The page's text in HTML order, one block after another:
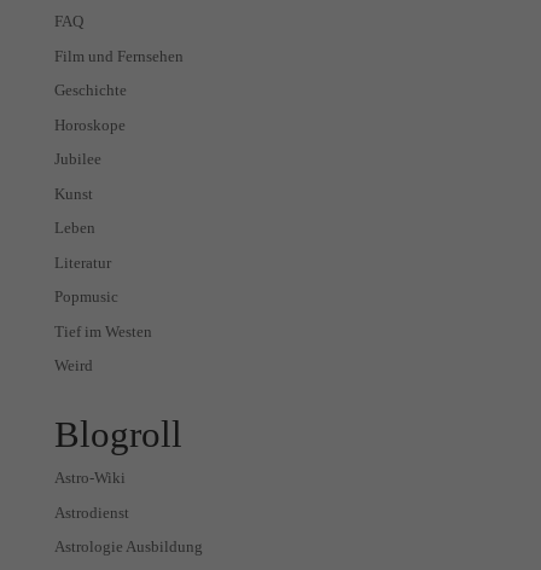
FAQ
Film und Fernsehen
Geschichte
Horoskope
Jubilee
Kunst
Leben
Literatur
Popmusic
Tief im Westen
Weird
Blogroll
Astro-Wiki
Astrodienst
Astrologie Ausbildung